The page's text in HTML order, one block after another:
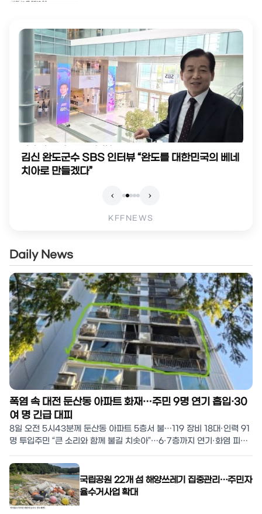
완도 출신 허종식 의원, 민주당 인천시당위원장 선
출…“전국서 가장 모범적인 시당 만들겠다”
‹ ›
KFFNEWS
Daily News
폭염 속 대전 둔산동 아파트 화재…주민 9명 연기 흡입·30
여 명 긴급 대피
8일 오전 5시43분께 둔산동 아파트 5층서 불…119 장비 18대·인력 91
명 투입주민 “큰 소리와 함께 불길 치솟아”…6·7층까지 연기·화염 피해
목격연기 흡입 주민 9명 중 1명 병원 이송…경찰·소방 화재 원인
국립공원 22개 섬 해양쓰레기 집중관리…주민자
율수거사업 확대